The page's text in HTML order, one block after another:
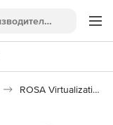
ROSA Virtualization